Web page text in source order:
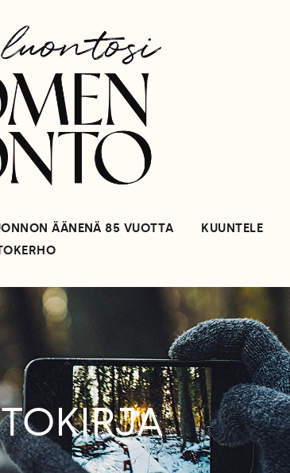
ÄÄNENÄ 85 VUOTTA KUUNTELE